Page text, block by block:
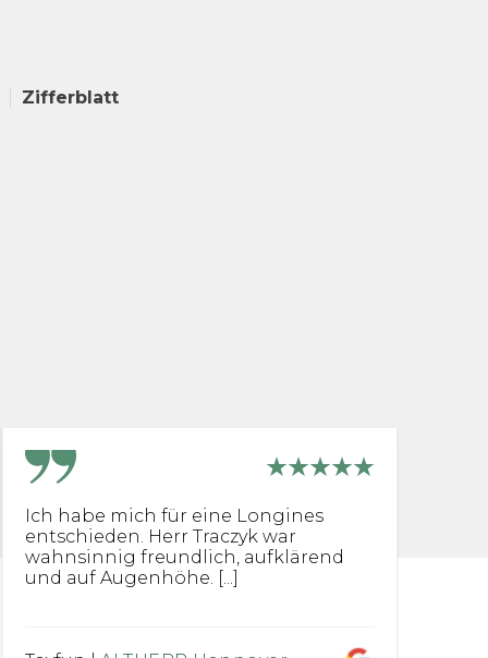
Zifferblatt
Ich habe mich für eine Longines
entschieden. Herr Traczyk war
wahnsinnig freundlich, aufklärend
und auf Augenhöhe. [...]